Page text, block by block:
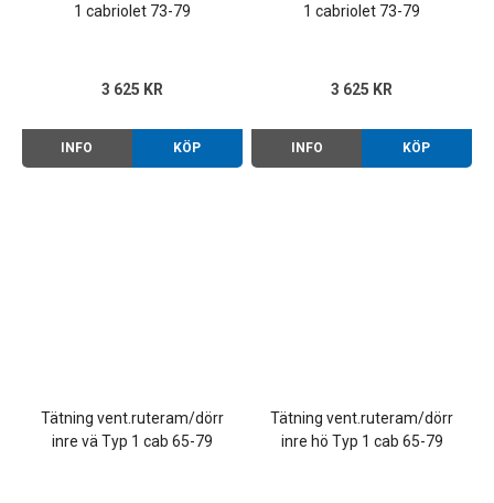
1 cabriolet 73-79
3 625 KR
INFO KÖP
1 cabriolet 73-79
3 625 KR
INFO KÖP
Tätning vent.ruteram/dörr
inre vä Typ 1 cab 65-79
Tätning vent.ruteram/dörr
inre hö Typ 1 cab 65-79